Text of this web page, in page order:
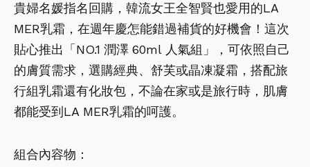
貴婦名媛指名回購，韓流女王全智賢也愛用的LA
MER乳霜，在週年慶怎能錯過補貨的好機會！這次
貼心推出「NO.1 潤澤 60ml 人氣組」，可依照自己
的膚質需求，選購經典、舒芙或晶凍凝霜，搭配旅
行組乳霜還有化妝包，不論在家或是旅行時，肌膚
都能受到LA MER乳霜的呵護。
組合內容物：